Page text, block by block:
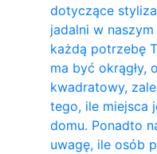
dotyczące
jadalni w
każdą potrzebę
ma być okrągły,
kwadratowy,
tego, ile miejsca
domu. Ponadto
uwagę, ile osób